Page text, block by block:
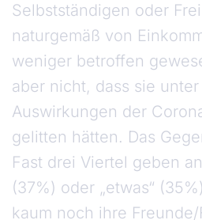
Selbstständigen oder
naturgemäß von
weniger betroffen
aber nicht, dass sie
Auswirkungen der
gelitten hätten. Das
Fast drei Viertel geben
(37%) oder „etwas“
kaum noch ihre